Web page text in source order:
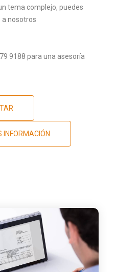
tema complejo, puedes
a nosotros
9188 para una asesoría
INFORMACIÓN